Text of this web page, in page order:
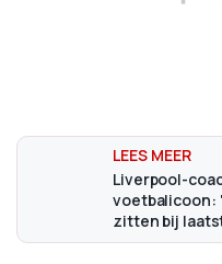
Liverpool-
voetbalicoon:
zitten bij